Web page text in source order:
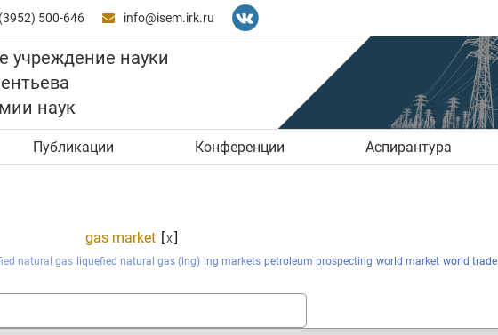
500-646  info@isem.irk.ru
учреждение науки
наук
Публикации Конференции Аспирантура
gas market [x]
natural gas liquefied natural gas (lng) lng markets petroleum prospecting world market world trade